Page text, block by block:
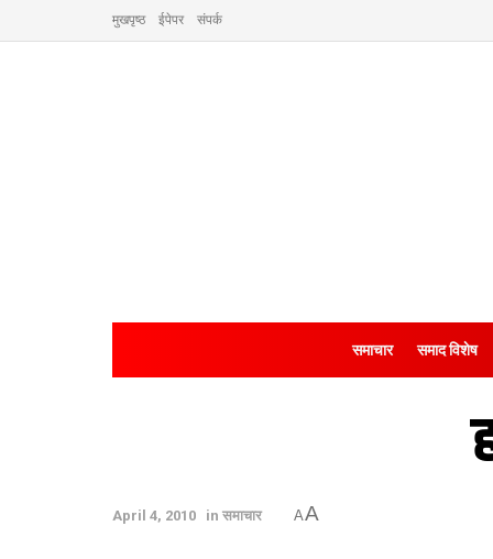
मुखपृष्ठ ईपेपर संपर्क
समाचार समाद विशेष
April 4, 2010 in समाचार AA